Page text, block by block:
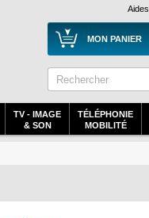
Aides
MON PANIER
TV - IMAGE
& SON
TÉLÉPHONIE
MOBILITÉ